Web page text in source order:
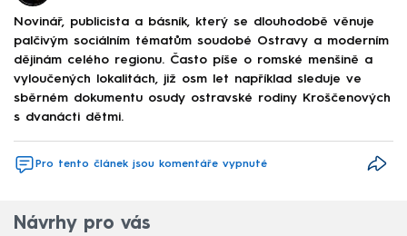
Novinář, publicista a básník, který se dlouhodobě věnuje
palčivým sociálním tématům soudobé Ostravy a moderním
dějinám celého regionu. Často píše o romské menšině a
vyloučených lokalitách, již osm let například sleduje ve
sběrném dokumentu osudy ostravské rodiny Kroščenových
s dvanácti dětmi.
Pro tento článek jsou komentáře vypnuté
Návrhy pro vás